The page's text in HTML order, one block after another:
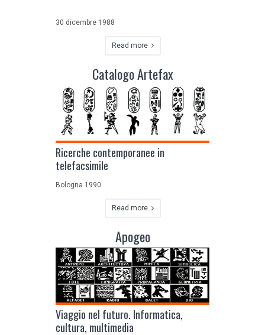
30 dicembre 1988
Read more
Catalogo Artefax
Ricerche contemporanee in
telefacsimile
Bologna 1990
Read more
Apogeo
Viaggio nel futuro. Informatica,
cultura, multimedia